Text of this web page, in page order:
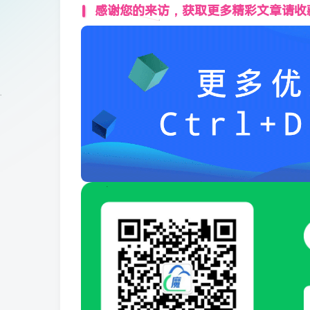
感谢您的来访，获取更多精彩文章请